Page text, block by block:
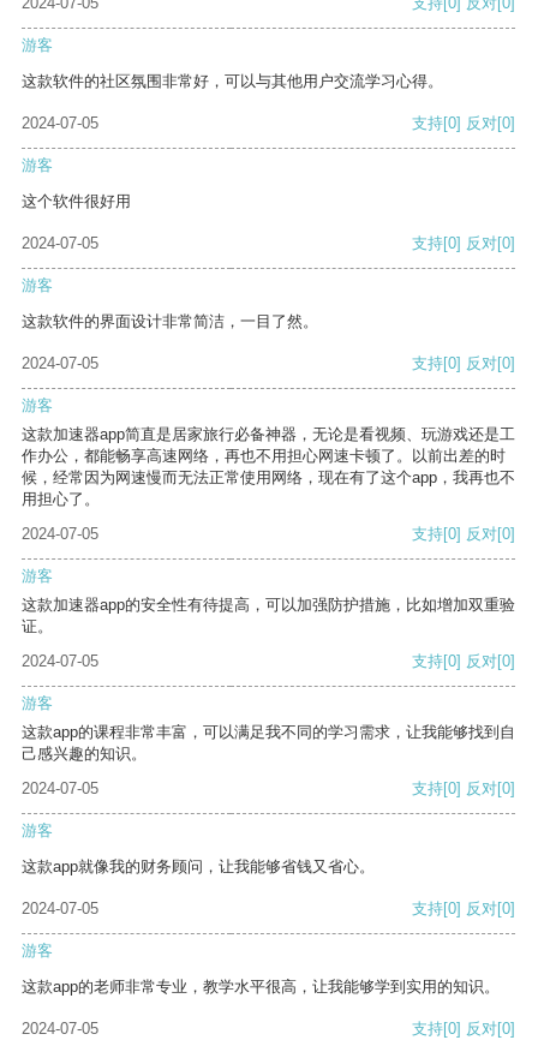
游客
这款软件的社区氛围非常好，可以与其他用户交流学习心得。
2024-07-05 支持[0] 反对[0]
游客
这个软件很好用
2024-07-05 支持[0] 反对[0]
游客
这款软件的界面设计非常简洁，一目了然。
2024-07-05 支持[0] 反对[0]
游客
这款加速器app简直是居家旅行必备神器，无论是看视频、玩游戏还是工
作办公，都能畅享高速网络，再也不用担心网速卡顿了。以前出差的时
候，经常因为网速慢而无法正常使用网络，现在有了这个app，我再也不
用担心了。
2024-07-05
支持[0] 反对[0]
游客
这款加速器app的安全性有待提高，可以加强防护措施，比如增加双重验
证。
2024-07-05
支持[0] 反对[0]
游客
这款app的课程非常丰富，可以满足我不同的学习需求，让我能够找到自
己感兴趣的知识。
2024-07-05
支持[0] 反对[0]
游客
这款app就像我的财务顾问，让我能够省钱又省心。
2024-07-05 支持[0] 反对[0]
游客
这款app的老师非常专业，教学水平很高，让我能够学到实用的知识。
2024-07-05 支持[0] 反对[0]